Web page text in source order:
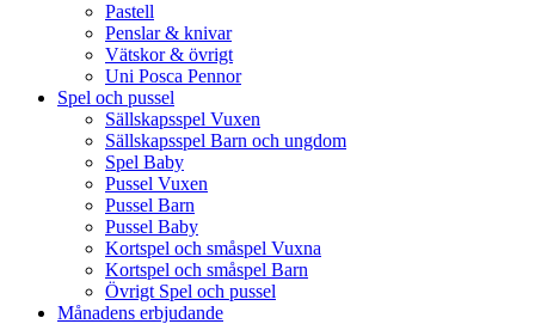
Pastell
Penslar & knivar
Vätskor & övrigt
Uni Posca Pennor
Spel och pussel
Sällskapsspel Vuxen
Sällskapsspel Barn och ungdom
Spel Baby
Pussel Vuxen
Pussel Barn
Pussel Baby
Kortspel och småspel Vuxna
Kortspel och småspel Barn
Övrigt Spel och pussel
Månadens erbjudande